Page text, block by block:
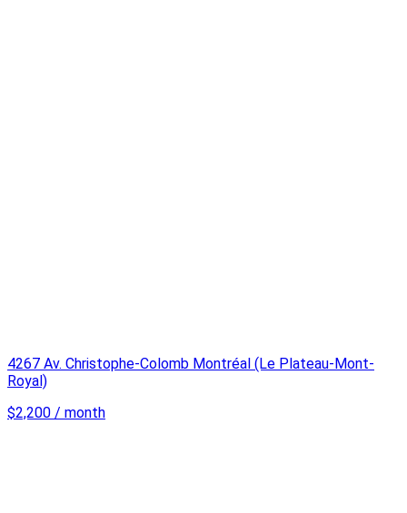
4267 Av. Christophe-Colomb Montréal (Le Plateau-Mont-
Royal)
$2,200 / month